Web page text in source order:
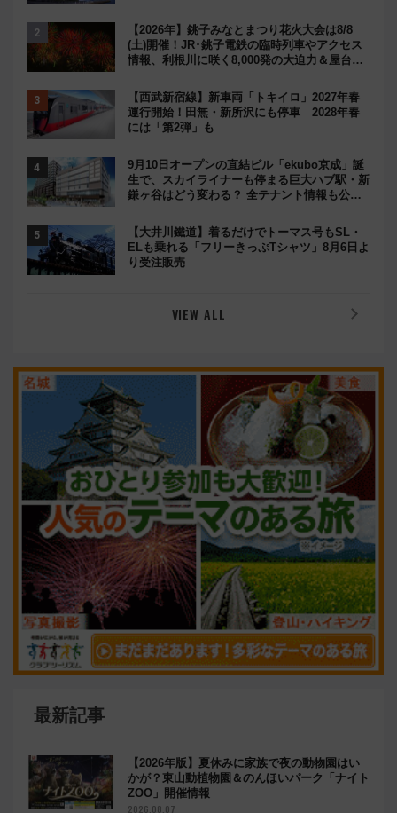
【2026年】銚子みなとまつり花火大会は8/8
(土)開催！JR･銚子電鉄の臨時列車やアクセス
情報、利根川に咲く8,000発の大迫力＆屋台を
【西武新宿線】新車両「トキイロ」2027年春
運行開始！田無・新所沢にも停車 2028年春
には「第2弾」も
9月10日オープンの直結ビル「ekubo京成」誕
生で、スカイライナーも停まる巨大ハブ駅・新
鎌ヶ谷はどう変わる？ 全テナント情報も公
【大井川鐵道】着るだけでトーマス号もSL・
ELも乗れる「フリーきっぷTシャツ」8月6日よ
り受注販売
VIEW ALL
最新記事
【2026年版】夏休みに家族で夜の動物園はい
かが？東山動植物園＆のんほいパーク「ナイト
ZOO」開催情報
2026.08.07